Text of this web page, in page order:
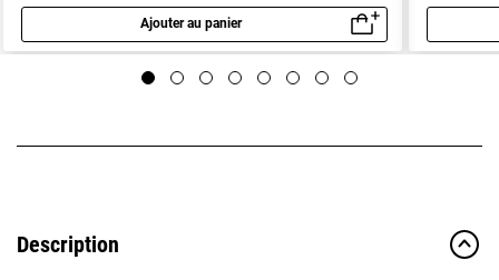
Ajouter au panier
Aperçu rapide
Description